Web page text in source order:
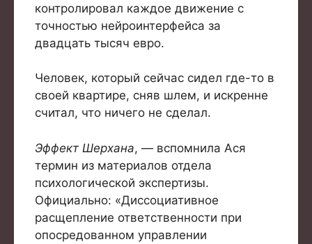
контролировал каждое движение с
точностью нейроинтерфейса за
двадцать тысяч евро.
Человек, который сейчас сидел где-то в
своей квартире, сняв шлем, и искренне
считал, что ничего не сделал.
Эффект Шерхана, — вспомнила Ася
термин из материалов отдела
психологической экспертизы.
Официально: «Диссоциативное
расщепление ответственности при
опосредованном управлении